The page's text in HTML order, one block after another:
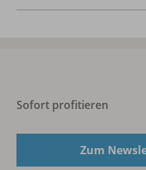
Sofort profitieren
Zum